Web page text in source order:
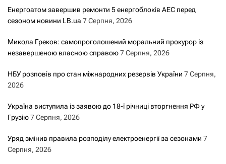
Енергоатом завершив ремонти 5 енергоблоків АЕС перед
сезоном новини LB.ua 7 Серпня, 2026
Микола Греков: самопроголошений моральний прокурор із
незавершеною власною справою7 Серпня, 2026
НБУ розповів про стан міжнародних резервів України 7 Серпня,
2026
Україна виступила із заявою до 18-ї річниці вторгнення РФ у
Грузію7 Серпня, 2026
Уряд змінив правила розподілу електроенергії за сезонами 7
Серпня, 2026